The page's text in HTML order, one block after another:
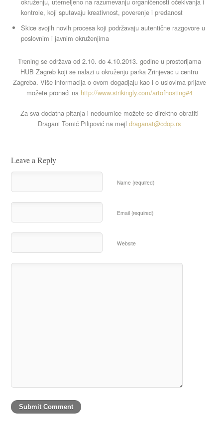
okruženju, utemeljeno na razumevanju organičenosti očekivanja i
kontrole, koji sputavaju kreativnost, poverenje i predanost
Skice svojih novih procesa koji podržavaju autentične razgovore u
poslovnim i javnim okruženjima
Trening se održava od 2.10. do 4.10.2013. godine u prostorijama
HUB Zagreb koji se nalazi u okruženju parka Zrinjevac u centru
Zagreba. Više informacija o ovom dogadjaju kao i o uslovima prijave
možete pronaći na http://www.strikingly.com/artofhosting#4
Za sva dodatna pitanja i nedoumice možete se direktno obratiti
Dragani Tomić Pilipović na mejldraganat@cdop.rs
Leave a Reply
Name (required)
Email (required)
Website